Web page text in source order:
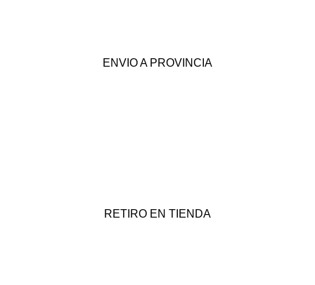
ENVIO A PROVINCIA
RETIRO EN TIENDA